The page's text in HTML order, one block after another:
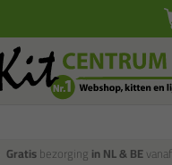
Gratisbezorging in NL & BEvanaf